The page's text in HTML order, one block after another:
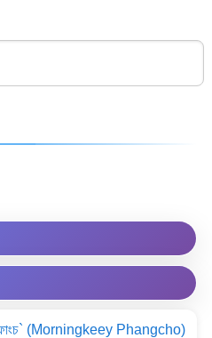
ফাংচ` (Morningkeey Phangcho)